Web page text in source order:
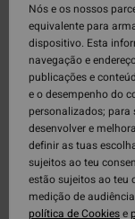
Nós e os nossos
equivalente para
dispositivo. Esta
navegação e
publicações e
e o desempenho do
personalizados;
desenvolver e
definir as tuas
sujeitos ao teu
estão sujeitos ao teu
medição de
política de Cookiese